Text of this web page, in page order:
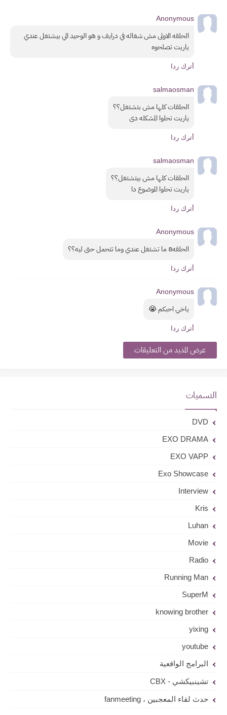
Anonymous
ياريت تصلحوه
أترك ردا
salmaosman
الحلقات كلها مش بتشتغل؟؟
ياريت تحلوا المشكله دى
أترك ردا
salmaosman
الحلقات كلها مش بيتشتغل؟؟
ياريت تحلوا الموضوع دا
أترك ردا
Anonymous
الحلقه8 ما تشتغل عندي وما تتحمل حتى ليه؟؟
أترك ردا
Anonymous
ياخي احبكم 😭
أترك ردا
عرض المذيد من التعليقات
التسميات
DVD
EXO DRAMA
EXO VAPP
Exo Showcase
Interview
Kris
Luhan
Movie
Radio
Running Man
SuperM
knowing brother
yixing
youtube
البرامج الواقعية
تشينبيكشي - CBX
حدث لقاء المعجبين ، fanmeeting